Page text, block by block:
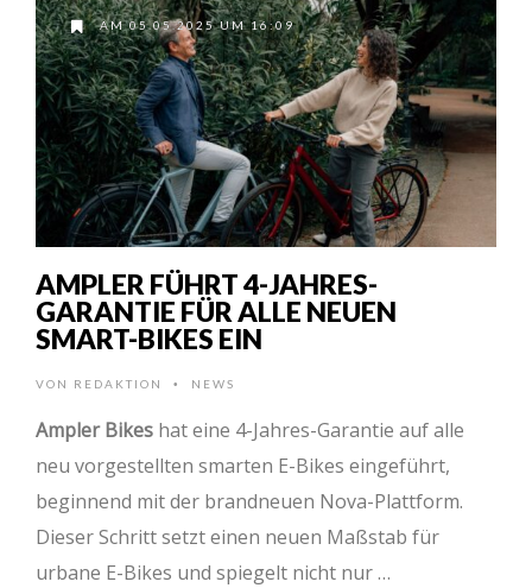
AM 05.05.2025 UM 16:09
AMPLER FÜHRT 4-JAHRES-
GARANTIE FÜR ALLE NEUEN
SMART-BIKES EIN
VON REDAKTION • NEWS
Ampler Bikes hat eine 4-Jahres-Garantie auf alle
neu vorgestellten smarten E-Bikes eingeführt,
beginnend mit der brandneuen Nova-Plattform.
Dieser Schritt setzt einen neuen Maßstab für
urbane E-Bikes und spiegelt nicht nur …